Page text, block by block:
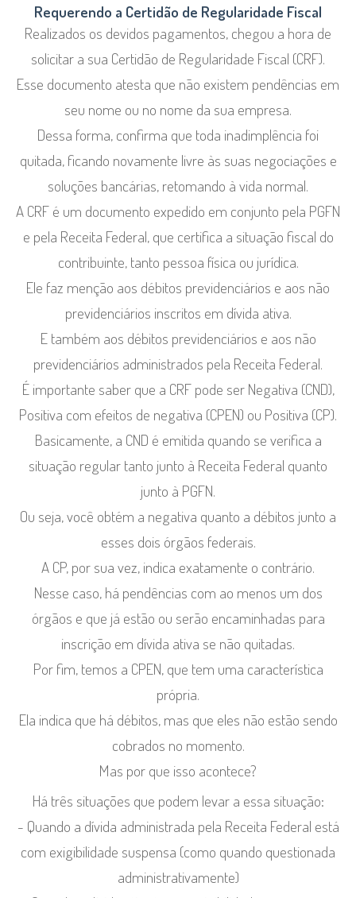
Requerendo a Certidão de Regularidade Fiscal
Realizados os devidos pagamentos, chegou a hora de
solicitar a sua Certidão de Regularidade Fiscal (CRF).
Esse documento atesta que não existem pendências em
seu nome ou no nome da sua empresa.
Dessa forma, confirma que toda inadimplência foi
quitada, ficando novamente livre às suas negociações e
soluções bancárias, retomando à vida normal.
A CRF é um documento expedido em conjunto pela PGFN
e pela Receita Federal, que certifica a situação fiscal do
contribuinte, tanto pessoa física ou jurídica.
Ele faz menção aos débitos previdenciários e aos não
previdenciários inscritos em dívida ativa.
E também aos débitos previdenciários e aos não
previdenciários administrados pela Receita Federal.
É importante saber que a CRF pode ser Negativa (CND),
Positiva com efeitos de negativa (CPEN) ou Positiva (CP).
Basicamente, a CND é emitida quando se verifica a
situação regular tanto junto à Receita Federal quanto
junto à PGFN.
Ou seja, você obtém a negativa quanto a débitos junto a
esses dois órgãos federais.
A CP, por sua vez, indica exatamente o contrário.
Nesse caso, há pendências com ao menos um dos
órgãos e que já estão ou serão encaminhadas para
inscrição em dívida ativa se não quitadas.
Por fim, temos a CPEN, que tem uma característica
própria.
Ela indica que há débitos, mas que eles não estão sendo
cobrados no momento.
Mas por que isso acontece?
Há três situações que podem levar a essa situação:
- Quando a dívida administrada pela Receita Federal está
com exigibilidade suspensa (como quando questionada
administrativamente)